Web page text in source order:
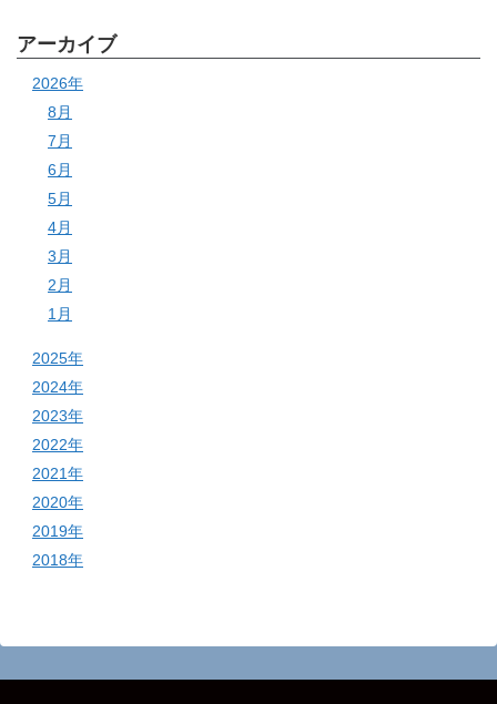
アーカイブ
2026年
8月
7月
6月
5月
4月
3月
2月
1月
2025年
2024年
2023年
2022年
2021年
2020年
2019年
2018年